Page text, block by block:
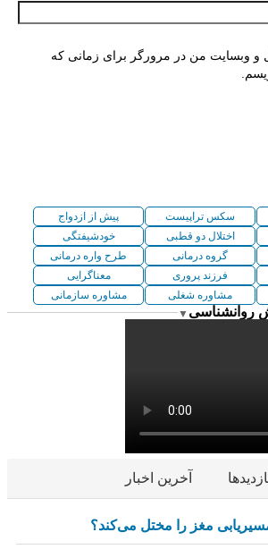
و وبسایت من در مرورگر برای زمانی که
سکس تراپیست
پیش از ازدواج
اختلال دو قطبی
خودشیفتگی
گروه درمانی
طرح واره درمانی
فرزند پروری
معناگرایی
مشاوره شغلی مشاوره سازمانی
روانشناسی ▼
آخرین اخبار
مغز را مختل می‌کند؟